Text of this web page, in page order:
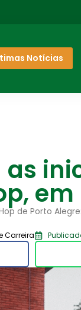
Notícias
as
de Porto
Carreira